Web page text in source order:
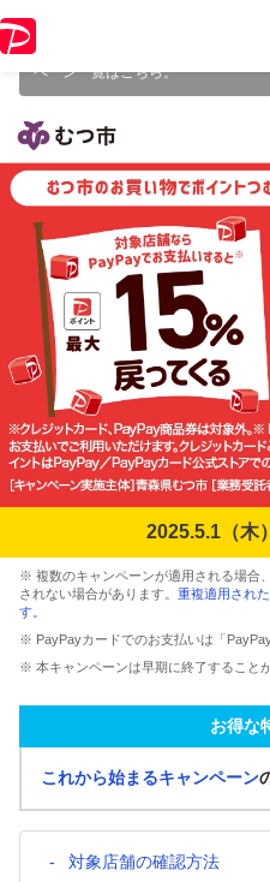
ジ内の情報はキャンペーン終了時点
ペーン一覧はこちら。
2025.5.1（木
※ 複数のキャンペーンが適用される場合
されない場合があります。 重複適用され
す。
※ PayPayカードでのお支払いは「
※ 本キャンペーンは早期に終了すること
お得な
これから始まるキャンペーン
対象店舗の確認方法